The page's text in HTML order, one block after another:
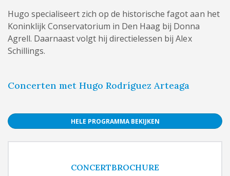
Hugo specialiseert zich op de historische fagot aan het
Koninklijk Conservatorium in Den Haag bij Donna
Agrell. Daarnaast volgt hij directielessen bij Alex
Schillings.
Concerten met Hugo Rodríguez Arteaga
HELE PROGRAMMA BEKIJKEN
CONCERTBROCHURE